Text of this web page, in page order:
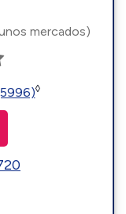
mercados)
◊